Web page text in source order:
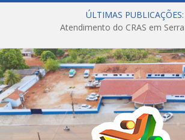
ÚLTIMAS PUBLICAÇÕES:
Atendimento do CRAS em